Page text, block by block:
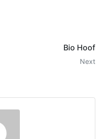
Bio Hoof
Next